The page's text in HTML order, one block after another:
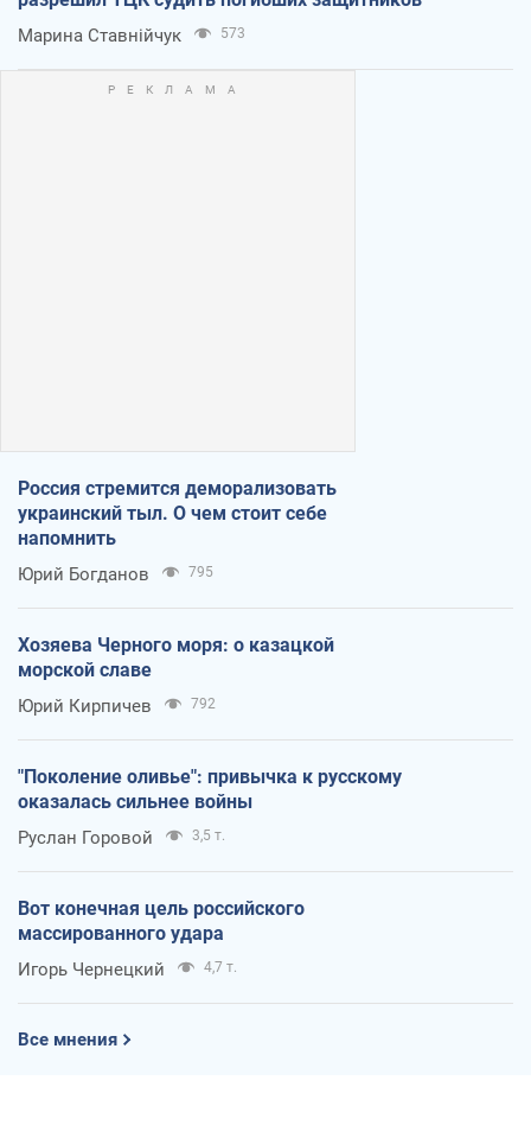
Марина Ставнійчук 573
Россия стремится деморализовать
украинский тыл. О чем стоит себе
напомнить
Юрий Богданов 795
Хозяева Черного моря: о казацкой
морской славе
Юрий Кирпичев 792
"Поколение оливье": привычка к русскому
оказалась сильнее войны
Руслан Горовой 3,5 т.
Вот конечная цель российского
массированного удара
Игорь Чернецкий 4,7 т.
Все мнения